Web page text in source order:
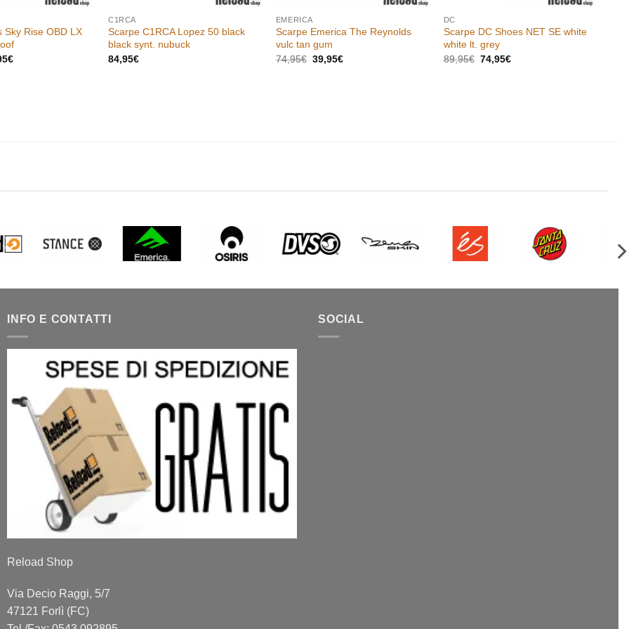
Sky Rise OBD LX
€Il
C1RCA
Scarpe C1RCA Lopez 50 black
black synt. nubuck
84,95€
EMERICA
Scarpe Emerica The Reynolds
vulc tan gum
74,95€ Il
39,95€Il
DC
Scarpe DC Shoes NET SE white
white lt. grey
89,95€ Il
74,95€Il
INFO E CONTATTI
Reload Shop
Via Decio Raggi, 5/7
47121 Forlì (FC)
SOCIAL